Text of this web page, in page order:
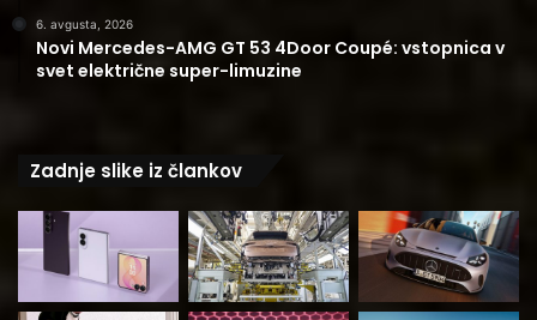
6. avgusta, 2026
Novi Mercedes-AMG GT 53 4Door Coupé: vstopnica v
svet električne super-limuzine
Zadnje slike iz člankov